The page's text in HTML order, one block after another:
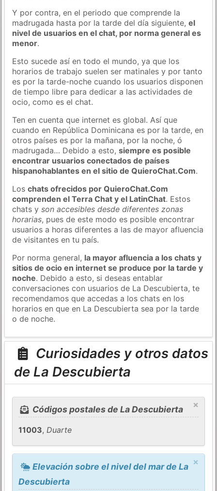
Y por contra, en el periodo que comprende la
madrugada hasta por la tarde del día siguiente,el
nivel de usuarios en el chat, por norma general es
menor.
Esto sucede así en todo el mundo, ya que los
horarios de trabajo suelen ser matinales y por tanto
es por la tarde-noche cuando los usuarios disponen
de tiempo libre para dedicar a las actividades de
ocio, como es el chat.
Ten en cuenta que internet es global. Así que
cuando en República Dominicana es por la tarde, en
otros países es por la mañana, por la noche, ó
madrugada… Debido a esto,siempre es posible
encontrar usuarios conectados de países
hispanohablantes en el sitio de QuieroChat.Com.
Loschats ofrecidos por QuieroChat.Com
comprenden el Terra Chat y el LatinChat. Estos
chats yson accesibles desde diferentes zonas
horarias, pues de este modo es posible encontrar
usuarios a horas diferentes a las de mayor afluencia
de visitantes en tu país.
Por norma general, la mayor afluencia a los chats y
sitios de ocio en internet se produce por la tarde y
noche. Debido a esto, si deseas entablar
conversaciones con usuarios de La Descubierta, te
recomendamos que accedas a los chats en los
horarios en que en La Descubierta sea por la tarde
o de noche.
Curiosidades y otros datos
de La Descubierta
×
Códigos postales de La Descubierta
11003,Duarte
×
Elevación sobre el nivel del mar de La
Descubierta